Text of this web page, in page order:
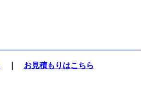
お見積もりはこちら